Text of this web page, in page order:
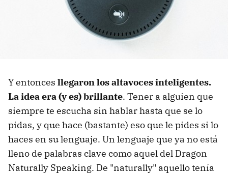
Y entonces llegaron los altavoces inteligentes.
La idea era (y es) brillante. Tener a alguien que
siempre te escucha sin hablar hasta que se lo
pidas, y que hace (bastante) eso que le pides si lo
haces en su lenguaje. Un lenguaje que ya no está
lleno de palabras clave como aquel del Dragon
Naturally Speaking. De "naturally" aquello tenía